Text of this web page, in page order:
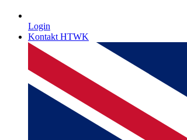
Login
Kontakt HTWK